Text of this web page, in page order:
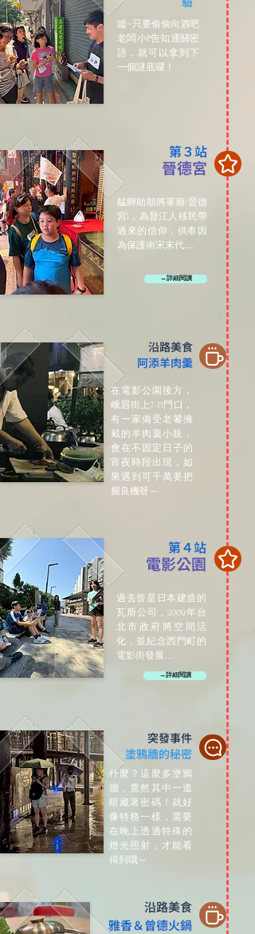
噓~只要偷偷向酒吧
老闆小P告知通關密
語，就可以拿到下
一個謎底囉！
第３站
晉德宮
艋舺助順將軍廟(晉德
宮)，為晉江人移民帶
過來的信仰，供奉因
為保護南宋末代......
→詳細閱讀
沿路美食
阿添羊肉羹
在電影公園後方，
峨眉街上7-11門口，
有一家備受老饕擁
戴的羊肉羹小販，
會在不固定日子的
宵夜時段出現，如
果遇到可千萬要把
握良機呀～
第４站
電影公園
過去曾是日本建造的
瓦斯公司，2009年台
北市政府將空間活
化，並紀念西門町的
電影街發展......
→詳細閱讀
突發事件
塗鴉牆的秘密
什麼？這麼多塗鴉
牆，竟然其中一道
暗藏著密碼！就好
像特務一樣，需要
在晚上透過特殊的
燈光照射，才能看
得到哦～
沿路美食
雅香＆曾德火鍋